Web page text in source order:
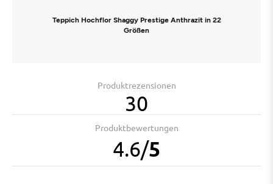
Teppich Hochflor Shaggy Prestige Anthrazit in 22
Größen
Produktrezensionen
30
Produktbewertungen
4.6/5